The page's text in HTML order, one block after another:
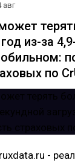
авг
из-за
по
-